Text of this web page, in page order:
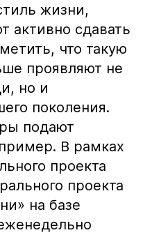
жизни,
активно сдавать
что такую
проявляют не
но и
поколения.
подают
В рамках
проекта
проекта
на базе